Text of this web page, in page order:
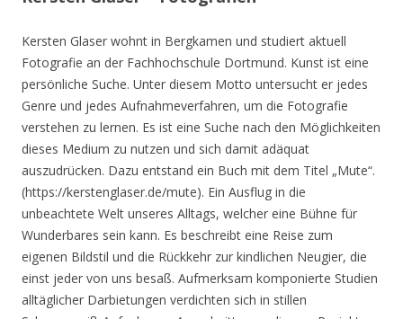
Kersten Glaser wohnt in Bergkamen und studiert aktuell
Fotografie an der Fachhochschule Dortmund. Kunst ist eine
persönliche Suche. Unter diesem Motto untersucht er jedes
Genre und jedes Aufnahmeverfahren, um die Fotografie
verstehen zu lernen. Es ist eine Suche nach den Möglichkeiten
dieses Medium zu nutzen und sich damit adäquat
auszudrücken. Dazu entstand ein Buch mit dem Titel „Mute“.
(https://kerstenglaser.de/mute). Ein Ausflug in die
unbeachtete Welt unseres Alltags, welcher eine Bühne für
Wunderbares sein kann. Es beschreibt eine Reise zum
eigenen Bildstil und die Rückkehr zur kindlichen Neugier, die
einst jeder von uns besaß. Aufmerksam komponierte Studien
alltäglicher Darbietungen verdichten sich in stillen